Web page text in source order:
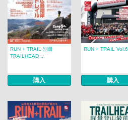
RUN + TRAIL 別冊
TRAILHEAD ...
購入
RUN + TRAIL
購入